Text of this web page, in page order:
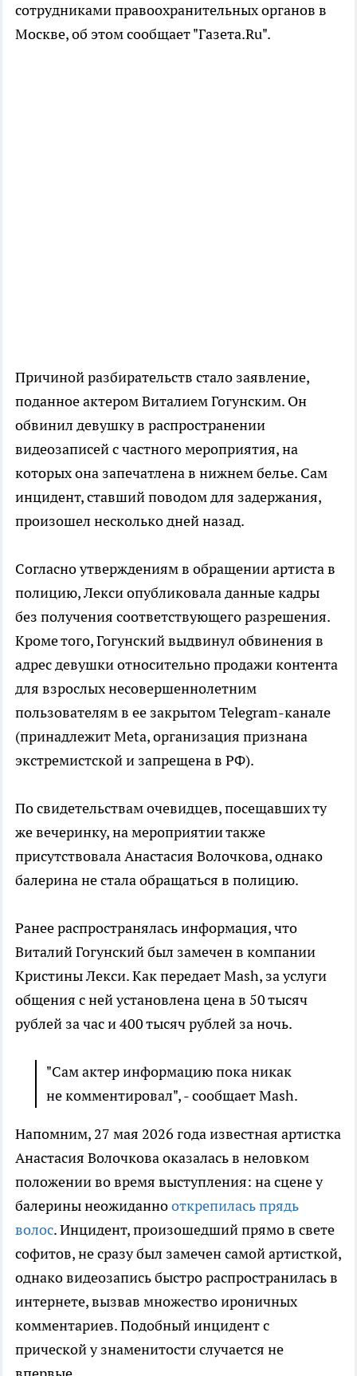
сотрудниками правоохранительных органов в
Москве, об этом сообщает "Газета.Ru".
Причиной разбирательств стало заявление,
поданное актером Виталием Гогунским. Он
обвинил девушку в распространении
видеозаписей с частного мероприятия, на
которых она запечатлена в нижнем белье. Сам
инцидент, ставший поводом для задержания,
произошел несколько дней назад.
Согласно утверждениям в обращении артиста в
полицию, Лекси опубликовала данные кадры
без получения соответствующего разрешения.
Кроме того, Гогунский выдвинул обвинения в
адрес девушки относительно продажи контента
для взрослых несовершеннолетним
пользователям в ее закрытом Telegram-канале
(принадлежит Meta, организация признана
экстремистской и запрещена в РФ).
По свидетельствам очевидцев, посещавших ту
же вечеринку, на мероприятии также
присутствовала Анастасия Волочкова, однако
балерина не стала обращаться в полицию.
Ранее распространялась информация, что
Виталий Гогунский был замечен в компании
Кристины Лекси. Как передает Mash, за услуги
общения с ней установлена цена в 50 тысяч
рублей за час и 400 тысяч рублей за ночь.
"Сам актер информацию пока никак
не комментировал", - сообщает Mash.
Напомним, 27 мая 2026 года известная артистка
Анастасия Волочкова оказалась в неловком
положении во время выступления: на сцене у
балерины неожиданнооткрепилась прядь
волос. Инцидент, произошедший прямо в свете
софитов, не сразу был замечен самой артисткой,
однако видеозапись быстро распространилась в
интернете, вызвав множество ироничных
комментариев. Подобный инцидент с
прической у знаменитости случается не